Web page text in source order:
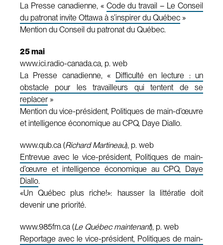
La Presse canadienne, « Code du travail – Le Conseil
du patronat invite Ottawa à s’inspirer du Québec »
Mention du Conseil du patronat du Québec.
25 mai
www.ici.radio-canada.ca, p. web
La Presse canadienne, « Difficulté en lecture : un
obstacle pour les travailleurs qui tentent de se
replacer »
Mention du vice-président, Politiques de main-d’œuvre
et intelligence économique au CPQ, Daye Diallo.
www.qub.ca (Richard Martineau), p. web
Entrevue avec le vice-président, Politiques de main-
d’œuvre et intelligence économique au CPQ, Daye
Diallo.
«Un Québec plus riche!»: hausser la littératie doit
devenir une priorité.
www.985fm.ca (Le Québec maintenant), p. web
Reportage avec le vice-président, Politiques de main-